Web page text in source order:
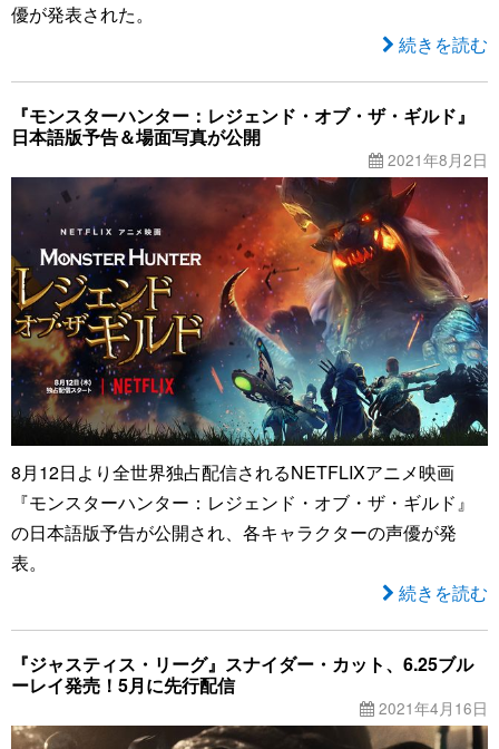
優が発表された。
続きを読む
『モンスターハンター：レジェンド・オブ・ザ・ギルド』
日本語版予告＆場面写真が公開
2021年8月2日
8月12日より全世界独占配信されるNETFLIXアニメ映画
『モンスターハンター：レジェンド・オブ・ザ・ギルド』
の日本語版予告が公開され、各キャラクターの声優が発
表。
続きを読む
『ジャスティス・リーグ』スナイダー・カット、6.25ブル
ーレイ発売！5月に先行配信
2021年4月16日